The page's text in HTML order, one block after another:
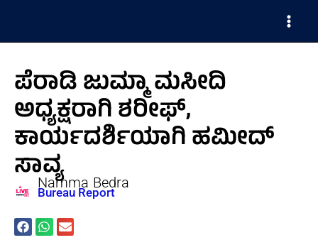
content
Main
ಪೆರಾಡಿ ಜುಮ್ಮಾ ಮಸೀದಿ
ಅಧ್ಯಕ್ಷರಾಗಿ ಶರೀಫ್,
ಕಾರ್ಯದರ್ಶಿಯಾಗಿ ಹಮೀದ್
ಸಾವ್ಯNamma Bedra
Bureau Report